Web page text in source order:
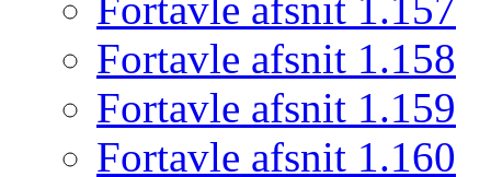
Fortavle afsnit 1.158
Fortavle afsnit 1.159
Fortavle afsnit 1.160